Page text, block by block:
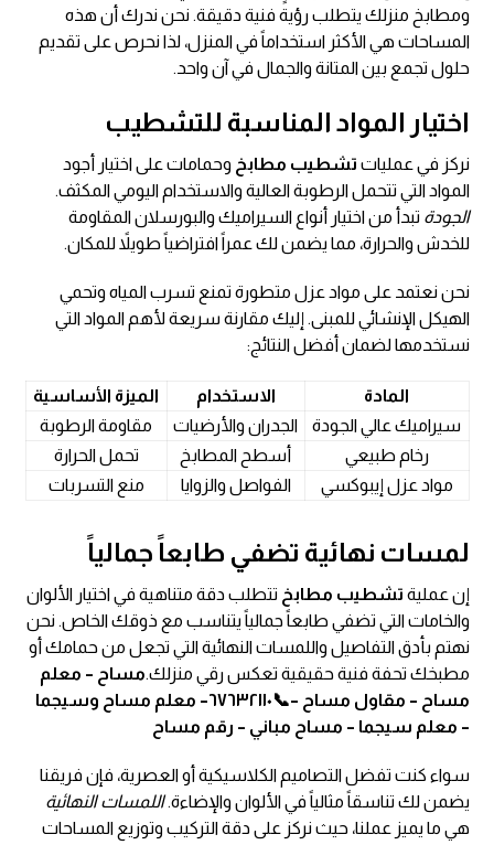
ومطابخ منزلك يتطلب رؤية فنية دقيقة. نحن ندرك أن هذه
المساحات هي الأكثر استخداماً في المنزل، لذا نحرص على تقديم
حلول تجمع بين المتانة والجمال في آن واحد.
اختيار المواد المناسبة للتشطيب
نركز في عمليات تشطيب مطابخ وحمامات على اختيار أجود
المواد التي تتحمل الرطوبة العالية والاستخدام اليومي المكثف.
الجودة تبدأ من اختيار أنواع السيراميك والبورسلان المقاومة
للخدش والحرارة، مما يضمن لك عمراً افتراضياً طويلاً للمكان.
نحن نعتمد على مواد عزل متطورة تمنع تسرب المياه وتحمي
الهيكل الإنشائي للمبنى. إليك مقارنة سريعة لأهم المواد التي
نستخدمها لضمان أفضل النتائج:
المادة الاستخدام
الميزة الأساسية
سيراميك عالي الجودة
الجدران والأرضيات
مقاومة الرطوبة
رخام طبيعي
أسطح المطابخ
تحمل الحرارة
مواد عزل إيبوكسي
الفواصل والزوايا منع التسربات
لمسات نهائية تضفي طابعاً جمالياً
إن عملية تشطيب مطابخ تتطلب دقة متناهية في اختيار الألوان
والخامات التي تضفي طابعاً جمالياً يتناسب مع ذوقك الخاص. نحن
نهتم بأدق التفاصيل واللمسات النهائية التي تجعل من حمامك أو
مطبخك تحفة فنية حقيقية تعكس رقي منزلك.مساح – معلم
مساح – مقاول مساح –📞٦٧٦٣٢١١٠– معلم مساح وسيجما
– معلم سيجما – مساح مباني – رقم مساح
سواء كنت تفضل التصاميم الكلاسيكية أو العصرية، فإن فريقنا
يضمن لك تناسقاً مثالياً في الألوان والإضاءة.اللمسات النهائية
هي ما يميز عملنا، حيث نركز على دقة التركيب وتوزيع المساحات